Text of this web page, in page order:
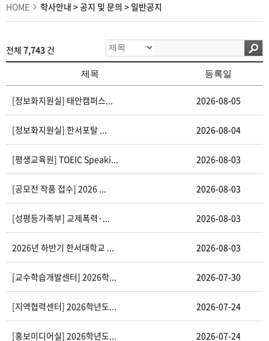
HOME 학사안내 >공지 및 문의 > 일반공지
전체 7,743 건
제목 등록일
[정보화지원실] 태안캠퍼스... 2026-08-05
[정보화지원실] 한서포탈 ... 2026-08-04
[평생교육원] TOEIC Speaki... 2026-08-03
[공모전 작품 접수] 2026 ... 2026-08-03
[성평등가족부] 교제폭력·... 2026-08-03
2026년 하반기 한서대학교 ... 2026-08-03
[교수학습개발센터] 2026학... 2026-07-30
[지역협력센터] 2026학년도... 2026-07-24
[홍보미디어실] 2026학년도... 2026-07-24